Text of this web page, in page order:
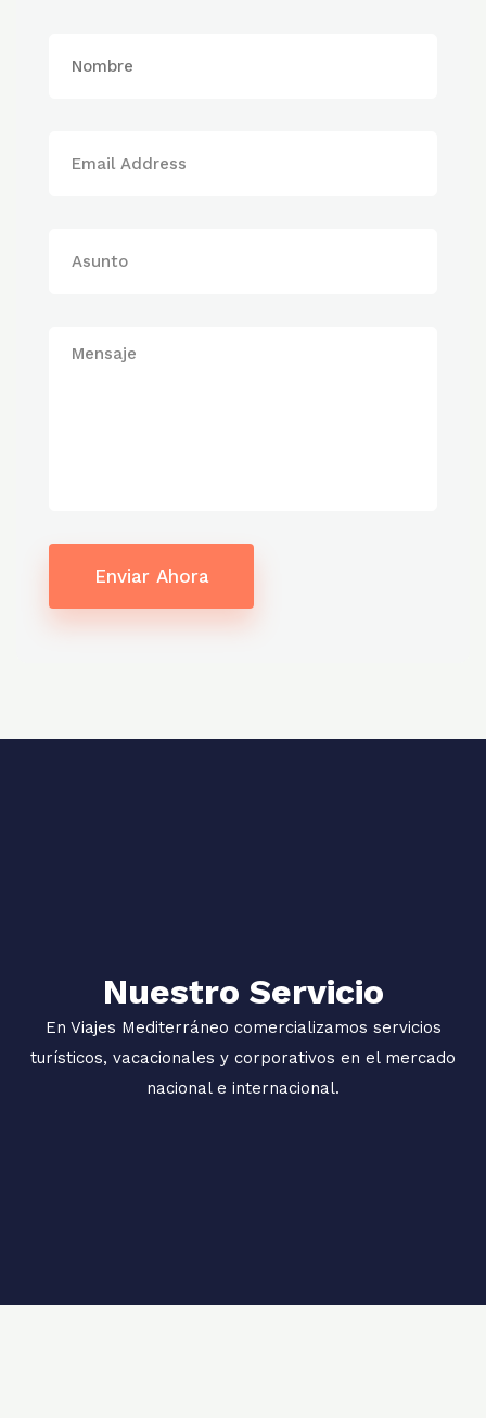
Enviar Ahora
Nuestro Servicio
En Viajes Mediterráneo comercializamos servicios
turísticos, vacacionales y corporativos en el mercado
nacional e internacional.